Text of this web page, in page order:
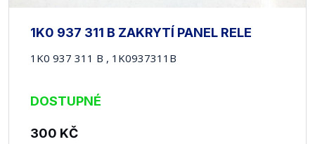
1K0 937 311 B ZAKRYTÍ PANEL RELE
1K0 937 311 B , 1K0937311B
DOSTUPNÉ
300 KČ